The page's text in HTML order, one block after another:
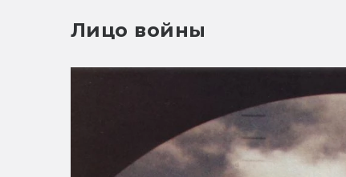
Лицо войны